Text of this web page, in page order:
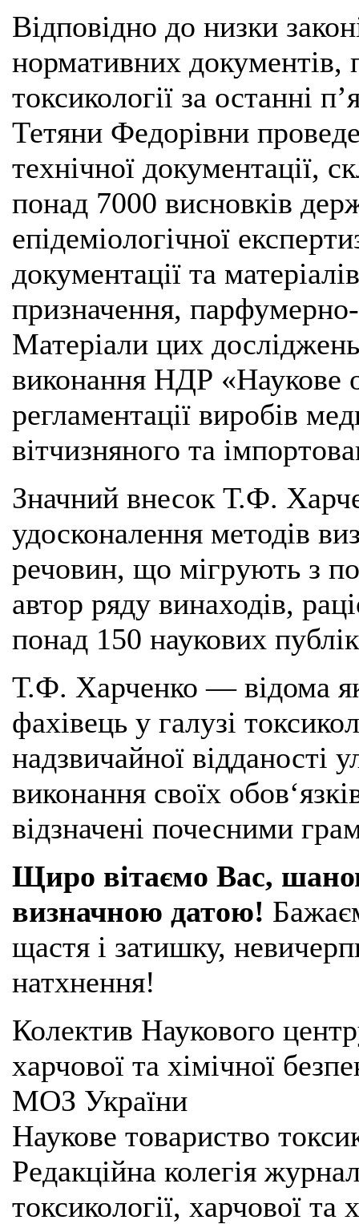
Відповідно до низки
нормативних документів,
токсикології за останні
Тетяни Федорівни
технічної документації,
понад 7000 висновків
епідеміологічної
документації та
призначення,
Матеріали цих
виконання НДР «Наукове
регламентації виробів
вітчизняного та
Значний внесок Т.Ф.
удосконалення методів
речовин, що мігрують з
автор ряду винаходів,
понад 150 наукових
Т.Ф. Харченко — відома
фахівець у галузі
надзвичайної відданості
виконання своїх
відзначені почесними
Щиро вітаємо Вас,
визначною датою!
щастя і затишку,
натхнення!
Колектив Наукового
харчової та хімічної
МОЗ України
Наукове товариство
Редакційна колегія
токсикології, харчової та